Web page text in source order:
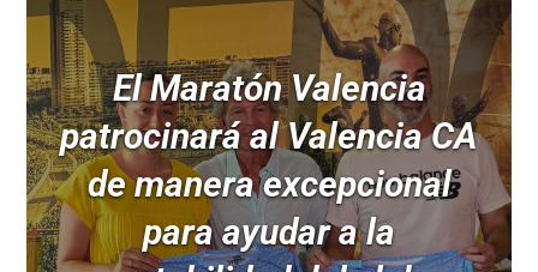
El Maratón Valencia
patrocinará al Valencia CA
de manera excepcional
para ayudar a la